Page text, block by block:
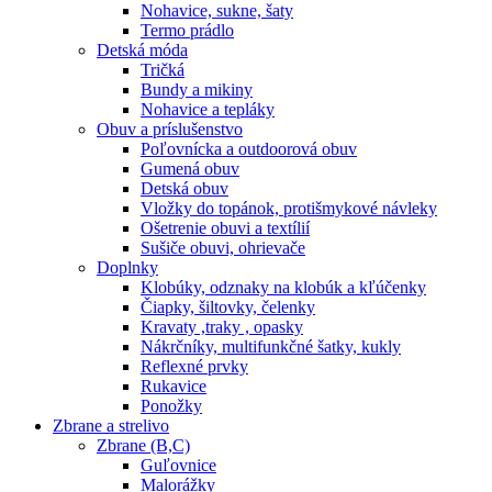
Nohavice, sukne, šaty
Termo prádlo
Detská móda
Tričká
Bundy a mikiny
Nohavice a tepláky
Obuv a príslušenstvo
Poľovnícka a outdoorová obuv
Gumená obuv
Detská obuv
Vložky do topánok, protišmykové návleky
Ošetrenie obuvi a textílií
Sušiče obuvi, ohrievače
Doplnky
Klobúky, odznaky na klobúk a kľúčenky
Čiapky, šiltovky, čelenky
Kravaty ,traky , opasky
Nákrčníky, multifunkčné šatky, kukly
Reflexné prvky
Rukavice
Ponožky
Zbrane a strelivo
Zbrane (B,C)
Guľovnice
Malorážky